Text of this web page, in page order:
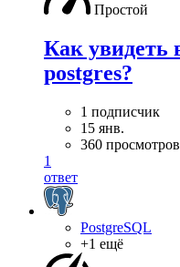
Простой
Как увидеть
postgres?
1 подписчик
15 янв.
360 просмотров
1
ответ
PostgreSQL
+1 ещё